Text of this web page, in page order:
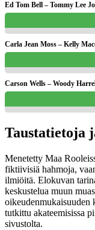
Ed Tom Bell – Tommy Lee
Carla Jean Moss – Kelly
Carson Wells – Woody
Taustatietoja
Menetetty Maa
fiktiivisiä hahmoja,
ilmiöitä. Elokuvan
keskustelua muun
oikeudenmukaisuuden
tutkittu akateemisissa
sivustolta.